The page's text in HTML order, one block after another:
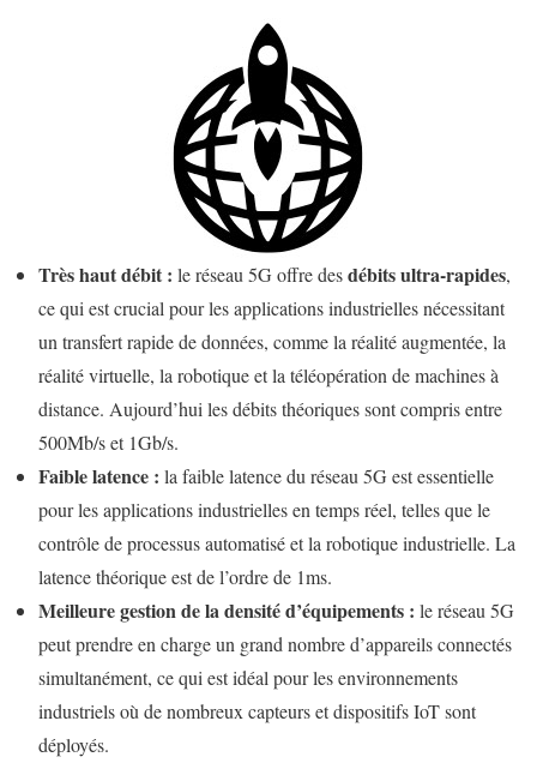
Très haut débit : le réseau 5G offre desdébits ultra-rapides,
ce qui est crucial pour les applications industrielles nécessitant
un transfert rapide de données, comme la réalité augmentée, la
réalité virtuelle, la robotique et la téléopération de machines à
distance. Aujourd’hui les débits théoriques sont compris entre
500Mb/s et 1Gb/s.
Faible latence : la faible latence du réseau 5G est essentielle
pour les applications industrielles en temps réel, telles que le
contrôle de processus automatisé et la robotique industrielle. La
latence théorique est de l’ordre de 1ms.
Meilleure gestion de la densité d’équipements : le réseau 5G
peut prendre en charge un grand nombre d’appareils connectés
simultanément, ce qui est idéal pour les environnements
industriels où de nombreux capteurs et dispositifs IoT sont
déployés.